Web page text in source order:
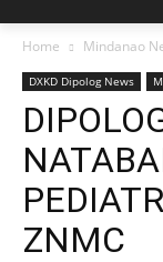
Home Mindanao
DXKD Dipolog News
ZNMC